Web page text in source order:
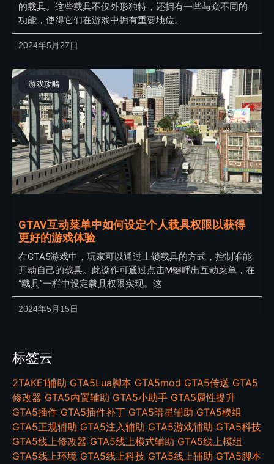
的载具。这些载具不仅外形独特，还拥有一些与众不同的
功能，使得它们在游戏中拥有重要地位。
2024年5月27日
游戏攻略
GTAV互动菜单中如何设定个人载具权限以获得
更好的游戏体验
在GTA5游戏中，玩家可以通过上锁载具的方式，控制谁能
开动自己的载具。此操作可通过点击M键呼出互动菜单，在
“载具”一栏中设定载具权限实现。这
2024年5月15日
标签云
2TAKE1辅助 GTA5Lua脚本 GTA5mod GTA5传送 GTA5
修改器 GTA5内置辅助 GTA5小助手 GTA5属性提升
GTA5插件 GTA5插件补丁 GTA5暗星辅助 GTA5模组
GTA5正规辅助 GTA5注入辅助 GTA5游戏辅助 GTA5科技
GTA5线上修改器 GTA5线上模式辅助 GTA5线上模组
GTA5线上环境 GTA5线上科技 GTA5线上辅助 GTA5脚本